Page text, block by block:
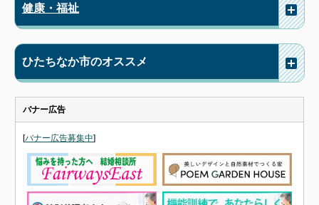
健康・福祉
ひたちなか市のオススメ
バナー広告
[バナー広告募集中]